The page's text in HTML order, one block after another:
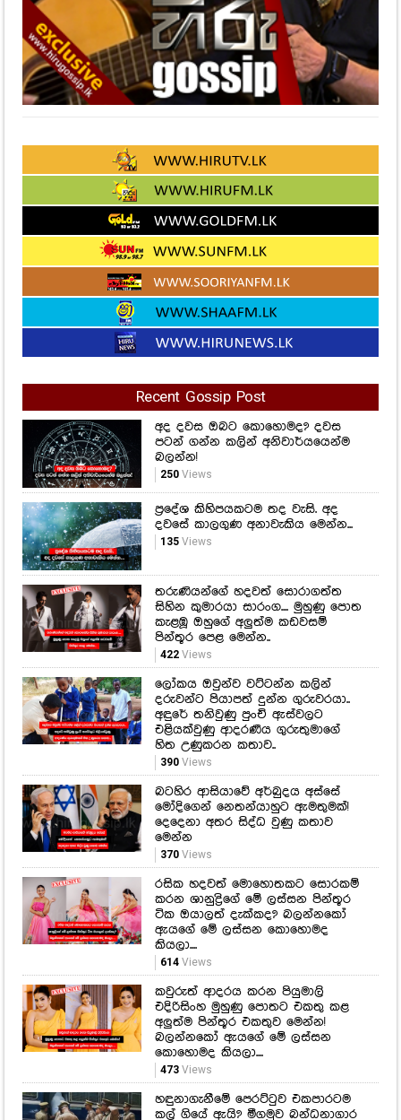
Recent Gossip Post
අද දවස ඔබට කොහොමද? දවස
පටන් ගන්න කලින් අනිවාර්යයෙන්ම
බලන්න!
250Views
ප්‍රදේශ කිහිපයකටම තද වැසි. අද
දවසේ කාලගුණ අනාවැකිය මෙන්න...
135Views
තරුණියන්ගේ හදවත් සොරාගත්ත
සිහින කුමාරයා සාරංග.... මුහුණු පොත
කැළඹූ ඔහුගේ අලුත්ම කඩවසම්
පින්තූර පෙළ මෙන්න..
422Views
ලෝකය ඔවුන්ව වට්ටන්න කලින්
දරුවන්ට පියාපත් දුන්න ගුරුවරයා..
අඳුරේ තනිවුණු පුංචි ඇස්වලට
එළියක්වුණු ආදරණීය ගුරුතුමාගේ
හිත උණුකරන කතාව..
390Views
බටහිර ආසියාවේ අර්බුදය අස්සේ
මෝදිගෙන් නෙතන්යාහුට ඇමතුමක්!
දෙදෙනා අතර සිද්ධ වුණු කතාව
මෙන්න
370Views
රසික හදවත් මොහොතකට සොරකම්
කරන ශානුද්‍රිගේ මේ ලස්සන පින්තූර
ටික ඔයාලත් දැක්කද? බලන්නකෝ
ඇයගේ මේ ලස්සන කොහොමද
කියලා....
614Views
කවුරුත් ආදරය කරන පියුමාලි
එදිරිසිංහ මුහුණු පොතට එකතු කළ
අලුත්ම පින්තූර එකතුව මෙන්න!
බලන්නකෝ ඇයගේ මේ ලස්සන
කොහොමද කියලා....
473Views
හඳුනාගැනීමේ පෙරට්ටුව එකපාරටම
කල් ගියේ ඇයි? මීගමුව බන්ධනාගාර